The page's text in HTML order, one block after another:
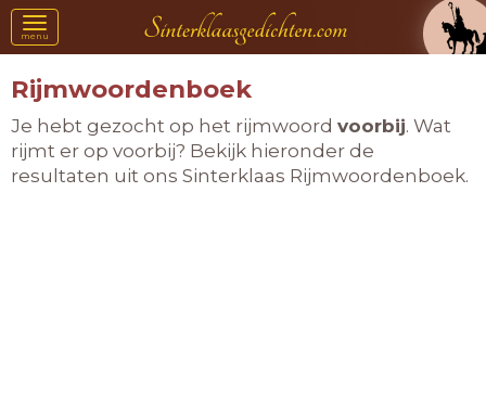
Toggle
navigation
menu
Rijmwoordenboek
Je hebt gezocht op het rijmwoord voorbij. Wat
rijmt er op voorbij? Bekijk hieronder de
resultaten uit ons Sinterklaas Rijmwoordenboek.